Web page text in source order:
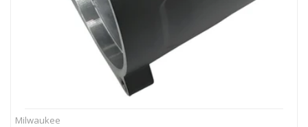
Milwaukee